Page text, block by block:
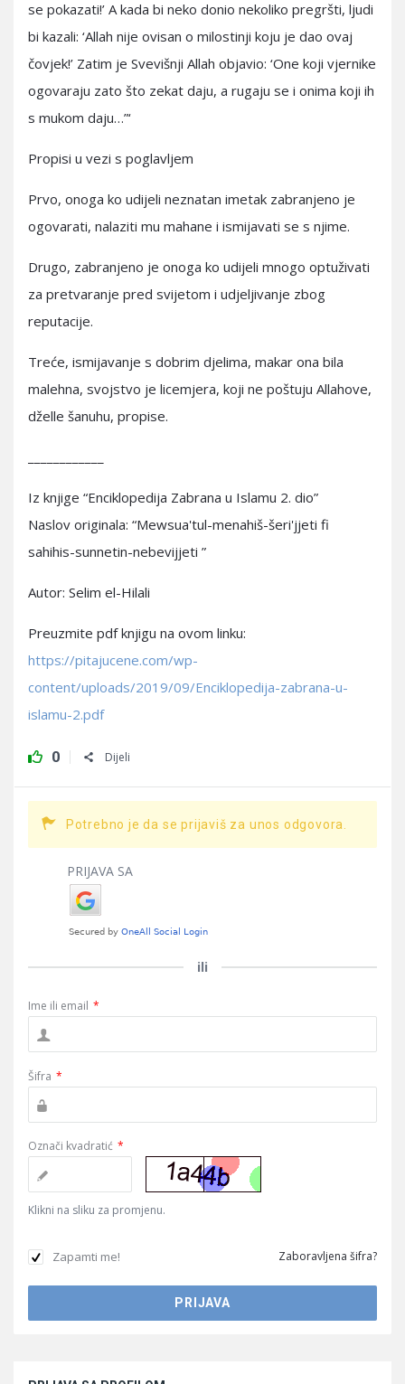
se pokazati!’ A kada bi neko donio nekoliko pregršti, ljudi
bi kazali: ‘Allah nije ovisan o milostinji koju je dao ovaj
čovjek!’ Zatim je Svevišnji Allah objavio: ‘One koji vjernike
ogovaraju zato što zekat daju, a rugaju se i onima koji ih
s mukom daju…”‘
Propisi u vezi s poglavljem
Prvo, onoga ko udijeli neznatan imetak zabranjeno je
ogovarati, nalaziti mu mahane i ismijavati se s njime.
Drugo, zabranjeno je onoga ko udijeli mnogo optuživati
za pretvaranje pred svijetom i udjeljivanje zbog
reputacije.
Treće, ismijavanje s dobrim djelima, makar ona bila
malehna, svojstvo je licemjera, koji ne poštuju Allahove,
dželle šanuhu, propise.
Iz knjige “Enciklopedija Zabrana u Islamu 2. dio”
Naslov originala: “Mewsua'tul-menahiš-šeri'jjeti fi
sahihis-sunnetin-nebevijjeti ”
Autor: Selim el-Hilali
Preuzmite pdf knjigu na ovom linku:
https://pitajucene.com/wp-
content/uploads/2019/09/Enciklopedija-zabrana-u-
islamu-2.pdf
0 Dijeli
Potrebno je da se prijaviš za unos odgovora.
PRIJAVA SA
ili
Ime ili email *
Šifra *
Označi kvadratić *
Klikni na sliku za promjenu.
Zapamti me! Zaboravljena šifra?